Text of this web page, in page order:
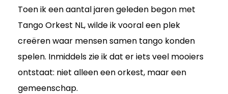
Toen ik een aantal jaren geleden begon met
Tango Orkest NL, wilde ik vooral een plek
creëren waar mensen samen tango konden
spelen. Inmiddels zie ik dat er iets veel mooiers
ontstaat: niet alleen een orkest, maar een
gemeenschap.